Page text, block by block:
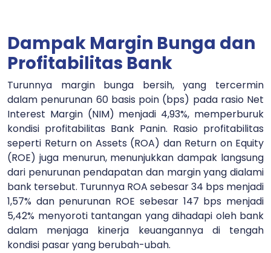
Dampak Margin Bunga dan
Profitabilitas Bank
Turunnya margin bunga bersih, yang tercermin
dalam penurunan 60 basis poin (bps) pada rasio Net
Interest Margin (NIM) menjadi 4,93%, memperburuk
kondisi profitabilitas Bank Panin. Rasio profitabilitas
seperti Return on Assets (ROA) dan Return on Equity
(ROE) juga menurun, menunjukkan dampak langsung
dari penurunan pendapatan dan margin yang dialami
bank tersebut. Turunnya ROA sebesar 34 bps menjadi
1,57% dan penurunan ROE sebesar 147 bps menjadi
5,42% menyoroti tantangan yang dihadapi oleh bank
dalam menjaga kinerja keuangannya di tengah
kondisi pasar yang berubah-ubah.